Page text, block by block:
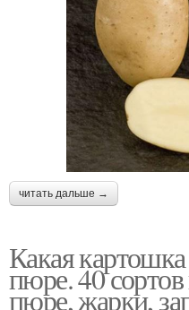
читать дальше →
Какая
пюре. 40
пюре, жарки,